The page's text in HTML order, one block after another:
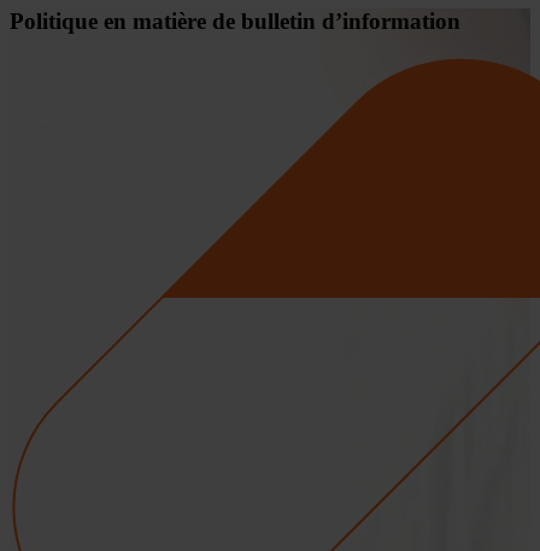
Politique en matière de bulletin d’information